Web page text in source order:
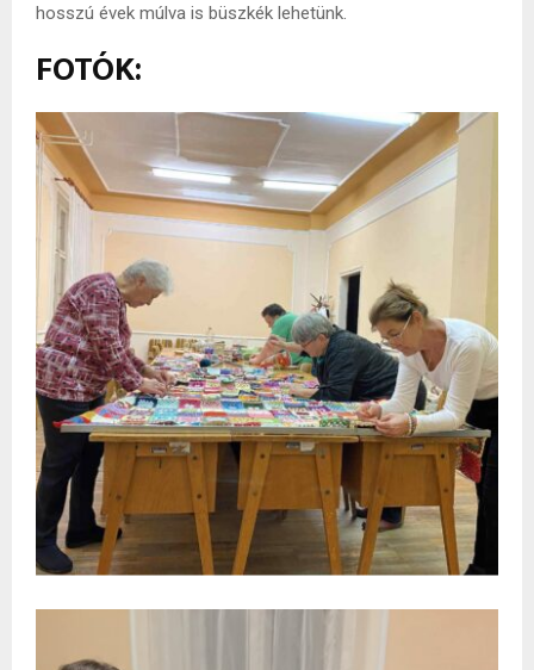
hosszú évek múlva is büszkék lehetünk.
FOTÓK: